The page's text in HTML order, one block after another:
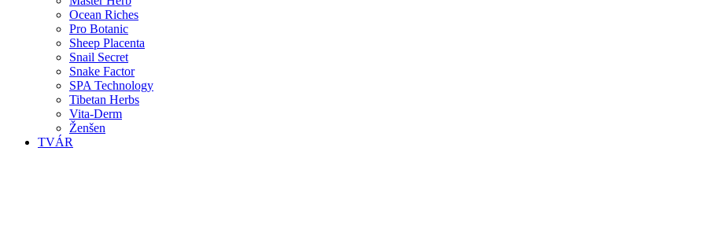
Ocean Riches
Pro Botanic
Sheep Placenta
Snail Secret
Snake Factor
SPA Technology
Tibetan Herbs
Vita-Derm
Ženšen
TVÁR